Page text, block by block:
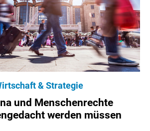
& Strategie
und Menschenrechte
werden müssen